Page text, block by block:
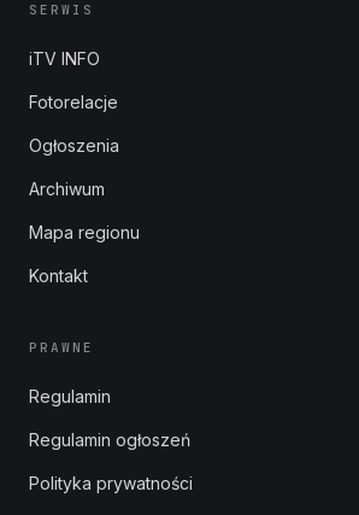
SERWIS
iTV INFO
Fotorelacje
Ogłoszenia
Archiwum
Mapa regionu
Kontakt
PRAWNE
Regulamin
Regulamin ogłoszeń
Polityka prywatności